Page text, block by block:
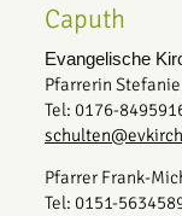
Caputh
Evangelische
Pfarrerin
Tel: 0176-
Pfarrer Frank-
Tel: 0151-